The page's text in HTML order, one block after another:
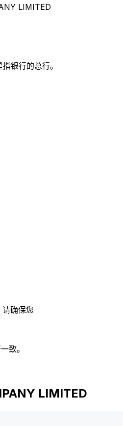
LIMITED
银行的总行。
确保您
致。
LIMITED